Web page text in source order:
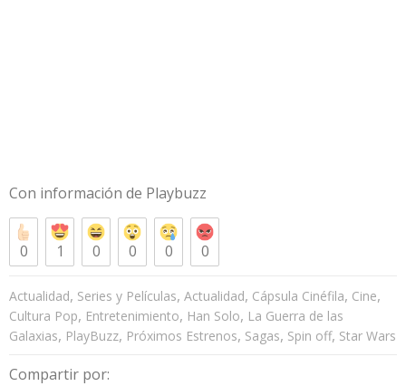
Con información de Playbuzz
0 1 0 0 0 0
Actualidad, Series y Películas, Actualidad, Cápsula Cinéfila, Cine,
Cultura Pop, Entretenimiento, Han Solo, La Guerra de las
Galaxias, PlayBuzz, Próximos Estrenos, Sagas, Spin off, Star Wars
Compartir por: